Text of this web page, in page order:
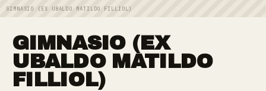
GIMNASIO (EX UBALDO MATILDO FILLIOL)
GIMNASIO (EX
UBALDO MATILDO
FILLIOL)